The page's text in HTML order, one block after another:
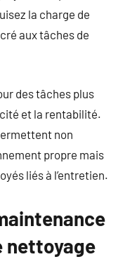
la charge de
aux tâches de
des tâches plus
et la rentabilité.
non
propre mais
liés à l’entretien.
nettoyage